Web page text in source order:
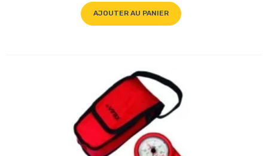
AJOUTER AU PANIER